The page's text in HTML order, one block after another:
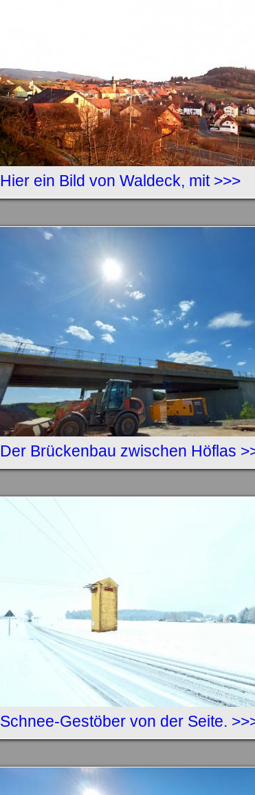
Hier ein Bild von Waldeck, mit >>>
Der Brückenbau zwischen Höflas
Schnee-Gestöber von der Seite.